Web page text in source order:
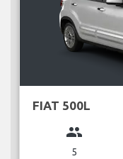
FIAT 500L
group
5